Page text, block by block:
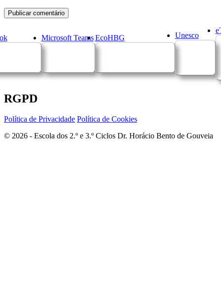
Microsoft Teams EcoHBG Unesco
RGPD
Política de Privacidade Política de Cookies
© 2026 - Escola dos 2.º e 3.º Ciclos Dr. Horácio Bento de Gouveia